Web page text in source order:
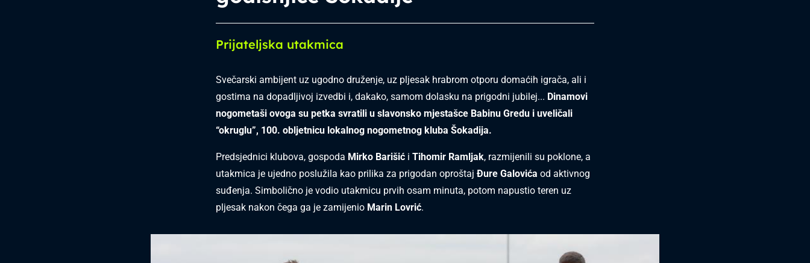
Prijateljska utakmica
Svečarski ambijent uz ugodno druženje, uz pljesak hrabrom otporu domaćih igrača, ali i
gostima na dopadljivoj izvedbi i, dakako, samom dolasku na prigodni jubilej... Dinamovi
nogometaši ovoga su petka svratili u slavonsko mjestašce Babinu Gredu i uveličali
“okruglu”, 100. obljetnicu lokalnog nogometnog kluba Šokadija.
Predsjednici klubova, gospoda Mirko Barišić i Tihomir Ramljak, razmijenili su poklone, a
utakmica je ujedno poslužila kao prilika za prigodan oproštaj Đure Galovića od aktivnog
suđenja. Simbolično je vodio utakmicu prvih osam minuta, potom napustio teren uz
pljesak nakon čega ga je zamijenio Marin Lovrić.